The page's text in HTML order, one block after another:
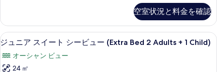
る
ー
ビ
ュ
ー
の
ス
イ
ー
シ
ー
空室状況と料金を確認
ジ
ュ
ニ
5
ジュニア スイート シービュー (Extra Bed 2 Adults + 1 Child)
オーシャン ビュー
24 ㎡